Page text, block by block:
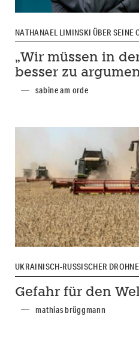
NATHANAEL LIMINSKI ÜBER SEINE
„Wir müssen in
besser zu
sabine am orde
UKRAINISCH-RUSSISCHER
Gefahr für den
mathias brüggmann